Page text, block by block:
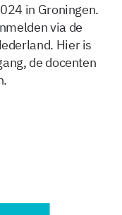
in Groningen.
via de
Hier is
de docenten